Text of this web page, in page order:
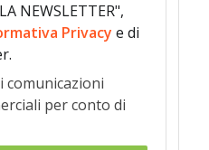
NEWSLETTER",
Privacy e di
comunicazioni
per conto di